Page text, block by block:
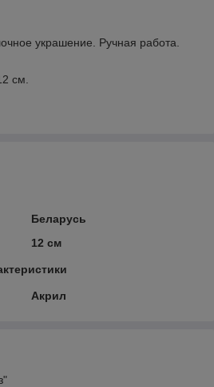
украшение. Ручная работа.
см.
Беларусь
12 см
Акрил